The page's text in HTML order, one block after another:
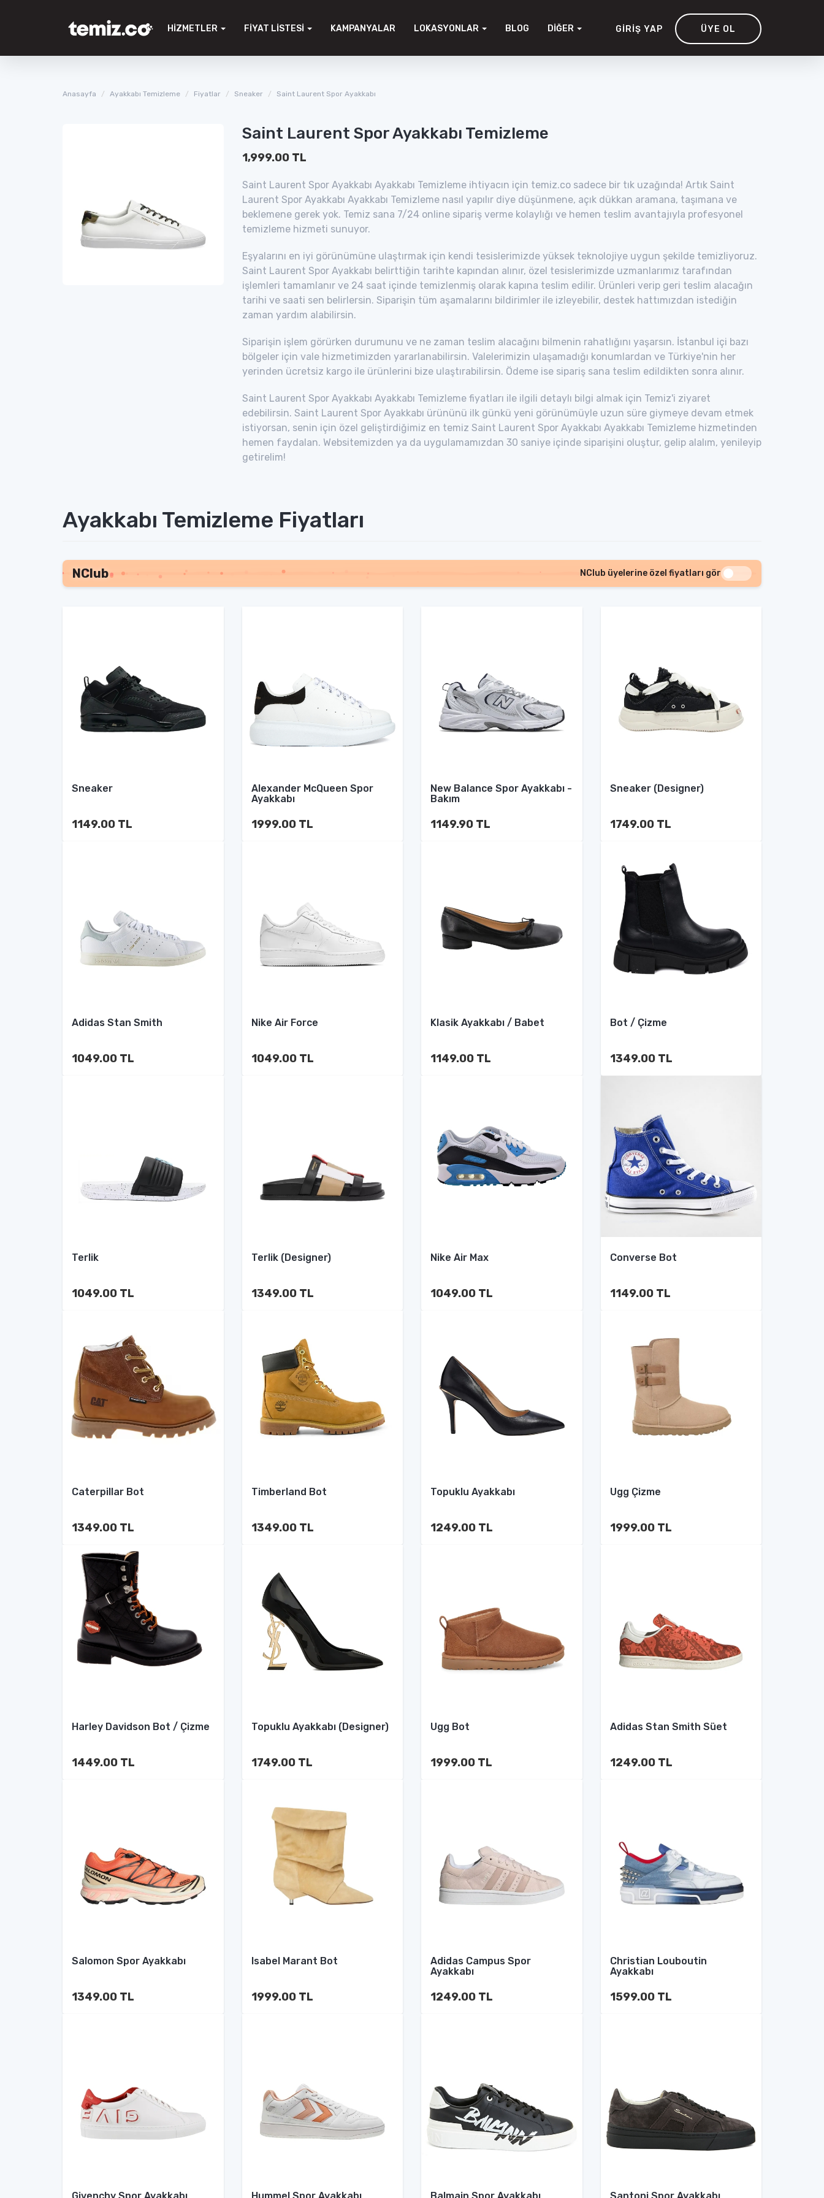
HIZMETLER FIYAT LISTESI KAMPANYALAR LOKASYONLAR BLOG DIĞER GIRIŞ YAP ÜYE OL
Anasayfa Ayakkabı Temizleme Fiyatlar Sneaker Saint Laurent Spor Ayakkabı
Saint Laurent Spor Ayakkabı Temizleme
1,999.00 TL
Saint Laurent Spor Ayakkabı Ayakkabı Temizleme ihtiyacın için temiz.co sadece bir tık uzağında! Artık Saint
Laurent Spor Ayakkabı Ayakkabı Temizleme nasıl yapılır diye düşünmene, açık dükkan aramana, taşımana ve
beklemene gerek yok. Temiz sana 7/24 online sipariş verme kolaylığı ve hemen teslim avantajıyla profesyonel
temizleme hizmeti sunuyor.
Eşyalarını en iyi görünümüne ulaştırmak için kendi tesislerimizde yüksek teknolojiye uygun şekilde temizliyoruz.
Saint Laurent Spor Ayakkabı belirttiğin tarihte kapından alınır, özel tesislerimizde uzmanlarımız tarafından
işlemleri tamamlanır ve 24 saat içinde temizlenmiş olarak kapına teslim edilir. Ürünleri verip geri teslim alacağın
tarihi ve saati sen belirlersin. Siparişin tüm aşamalarını bildirimler ile izleyebilir, destek hattımızdan istediğin
zaman yardım alabilirsin.
Siparişin işlem görürken durumunu ve ne zaman teslim alacağını bilmenin rahatlığını yaşarsın. İstanbul içi bazı
bölgeler için vale hizmetimizden yararlanabilirsin. Valelerimizin ulaşamadığı konumlardan ve Türkiye'nin her
yerinden ücretsiz kargo ile ürünlerini bize ulaştırabilirsin. Ödeme ise sipariş sana teslim edildikten sonra alınır.
Saint Laurent Spor Ayakkabı Ayakkabı Temizleme fiyatları ile ilgili detaylı bilgi almak için Temiz'i ziyaret
edebilirsin. Saint Laurent Spor Ayakkabı ürününü ilk günkü yeni görünümüyle uzun süre giymeye devam etmek
istiyorsan, senin için özel geliştirdiğimiz en temiz Saint Laurent Spor Ayakkabı Ayakkabı Temizleme hizmetinden
hemen faydalan. Websitemizden ya da uygulamamızdan 30 saniye içinde siparişini oluştur, gelip alalım, yenileyip
getirelim!
Ayakkabı Temizleme Fiyatları
NClub NClub üyelerine özel fiyatları gör
Sneaker
1149.00 TL
Alexander McQueen Spor
Ayakkabı
1999.00 TL
New Balance Spor Ayakkabı -
Bakım
1149.90 TL
Sneaker (Designer)
1749.00 TL
Adidas Stan Smith
1049.00 TL
Nike Air Force
1049.00 TL
Klasik Ayakkabı / Babet
1149.00 TL
Bot / Çizme
1349.00 TL
Terlik
1049.00 TL
Terlik (Designer)
1349.00 TL
Nike Air Max
1049.00 TL
Converse Bot
1149.00 TL
Caterpillar Bot
1349.00 TL
Timberland Bot
1349.00 TL
Topuklu Ayakkabı
1249.00 TL
Ugg Çizme
1999.00 TL
Harley Davidson Bot / Çizme
1449.00 TL
Topuklu Ayakkabı (Designer)
1749.00 TL
Ugg Bot
1999.00 TL
Adidas Stan Smith Süet
1249.00 TL
Salomon Spor Ayakkabı
1349.00 TL
Isabel Marant Bot
1999.00 TL
Adidas Campus Spor
Ayakkabı
1249.00 TL
Christian Louboutin
Ayakkabı
1599.00 TL
Givenchy Spor Ayakkabı Hummel Spor Ayakkabı Balmain Spor Ayakkabı Santoni Spor Ayakkabı